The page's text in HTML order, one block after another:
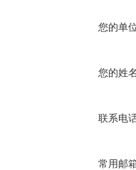
您的单
您的姓
联系电
常用邮